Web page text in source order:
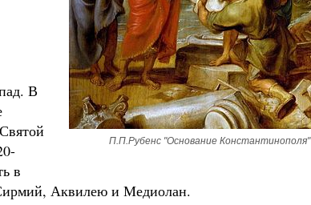
П.П.Рубенс "Основание Константинополя"
В
в
Аквилею и Медиолан.